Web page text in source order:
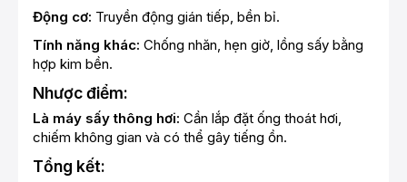
Động cơ: Truyền động gián tiếp, bền bỉ.
Tính năng khác: Chống nhăn, hẹn giờ, lồng sấy bằng
hợp kim bền.
Nhược điểm:
Là máy sấy thông hơi: Cần lắp đặt ống thoát hơi,
chiếm không gian và có thể gây tiếng ồn.
Tổng kết: